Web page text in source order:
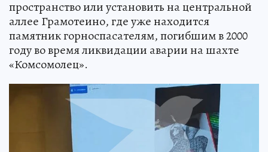
пространство или установить на центральной
аллее Грамотеино, где уже находится
памятник горноспасателям, погибшим в 2000
году во время ликвидации аварии на шахте
«Комсомолец».